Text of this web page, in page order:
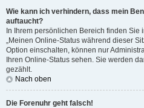
Wie kann ich verhindern, dass mein
auftaucht?
In Ihrem persönlichen Bereich finden
„Meinen Online-Status während dieser
Option einschalten, können nur
Ihren Online-Status sehen. Sie werden
gezählt.
Nach oben
Die Forenuhr geht falsch!